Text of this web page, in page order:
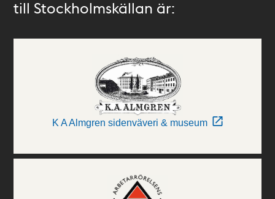
till Stockholmskällan är:
K A Almgren sidenväveri & museum